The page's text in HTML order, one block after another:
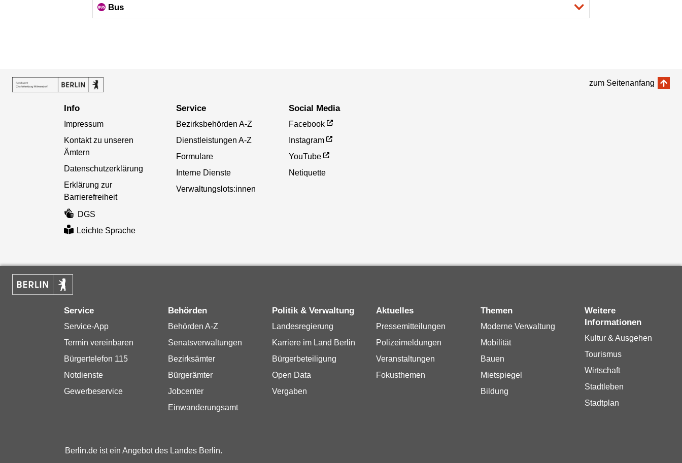
Bus
zum Seitenanfang
Info
Impressum
Kontakt zu unseren
Ämtern
Datenschutzerklärung
Erklärung zur
Barrierefreiheit
DGS
Leichte Sprache
Service
Bezirksbehörden A-Z
Dienstleistungen A-Z
Formulare
Interne Dienste
Verwaltungslots:innen
Social Media
Facebook
Instagram
YouTube
Netiquette
Service
Service-App
Termin vereinbaren
Bürgertelefon 115
Notdienste
Gewerbeservice
Behörden
Behörden A-Z
Senatsverwaltungen
Bezirksämter
Bürgerämter
Jobcenter
Einwanderungsamt
Politik & Verwaltung
Landesregierung
Karriere im Land Berlin
Bürgerbeteiligung
Open Data
Vergaben
Aktuelles
Pressemitteilungen
Polizeimeldungen
Veranstaltungen
Fokusthemen
Themen
Moderne Verwaltung
Mobilität
Bauen
Mietspiegel
Bildung
Weitere
Informationen
Kultur & Ausgehen
Tourismus
Wirtschaft
Stadtleben
Stadtplan
Berlin.de ist ein Angebot des Landes Berlin.